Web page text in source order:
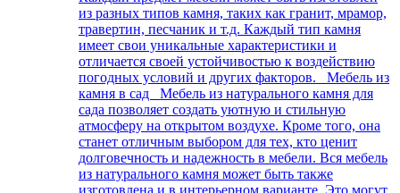
из разных типов камня, таких как гранит, мрамор,
травертин, песчаник и т.д. Каждый тип камня
имеет свои уникальные характеристики и
отличается своей устойчивостью к воздействию
погодных условий и других факторов. Мебель из
камня в сад Мебель из натурального камня для
сада позволяет создать уютную и стильную
атмосферу на открытом воздухе. Кроме того, она
станет отличным выбором для тех, кто ценит
долговечность и надежность в мебели. Вся мебель
из натурального камня может быть также
изготовлена и в интерьерном варианте. Это могут